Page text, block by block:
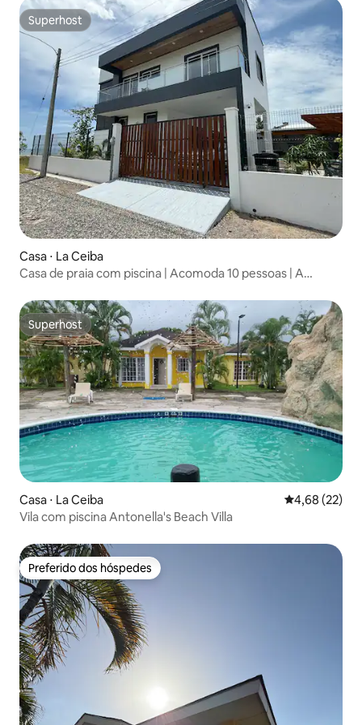
Superhost
Superhost
Casa ⋅ La Ceiba
Casa de praia com piscina | Acomoda 10 pessoas | A
Superhost
Superhost
Casa ⋅ La Ceiba 4,68 de uma
4,68 (22)
Vila com piscina Antonella's Beach Villa
Preferido dos hóspedes
Preferido dos hóspedes